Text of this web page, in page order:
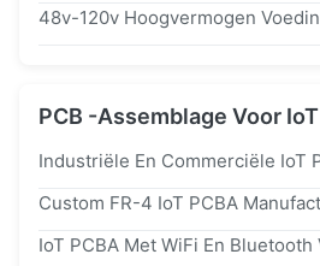
PCB -Assemblage Voor IoT